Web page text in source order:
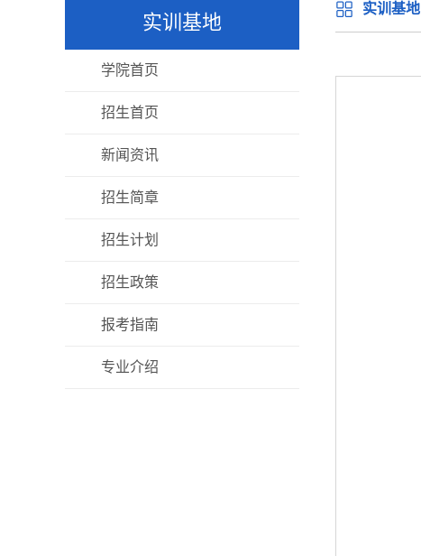
实训基地
学院首页
招生首页
新闻资讯
招生简章
招生计划
招生政策
报考指南
专业介绍
实训基地